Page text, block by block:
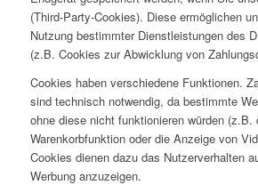
(Third-Party-Cookies). Diese ermöglichen
Nutzung bestimmter Dienstleistungen des
(z.B. Cookies zur Abwicklung von
Cookies haben verschiedene Funktionen.
sind technisch notwendig, da bestimmte
ohne diese nicht funktionieren würden (z.B.
Warenkorbfunktion oder die Anzeige von
Cookies dienen dazu das Nutzerverhalten
Werbung anzuzeigen.